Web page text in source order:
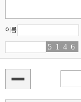
이름
56 1 40 60